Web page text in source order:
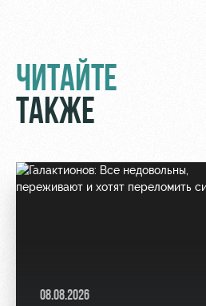
ЧИТАЙТЕ
ТАКЖЕ
08.08.2026